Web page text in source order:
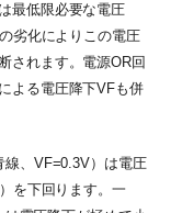
最低限必要な電圧
劣化によりこの電圧
されます。電源OR回
よる電圧降下VFも併
線、VF=0.3V）は電圧
を下回ります。一